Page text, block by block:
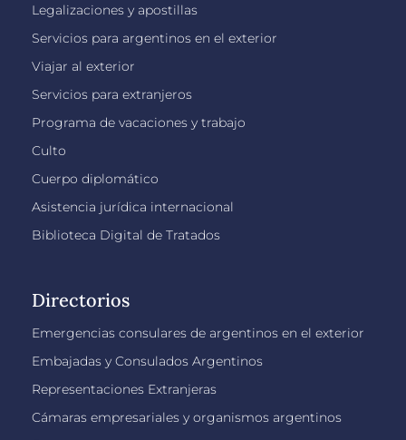
Legalizaciones y apostillas
Servicios para argentinos en el exterior
Viajar al exterior
Servicios para extranjeros
Programa de vacaciones y trabajo
Culto
Cuerpo diplomático
Asistencia jurídica internacional
Biblioteca Digital de Tratados
Directorios
Emergencias consulares de argentinos en el exterior
Embajadas y Consulados Argentinos
Representaciones Extranjeras
Cámaras empresariales y organismos argentinos